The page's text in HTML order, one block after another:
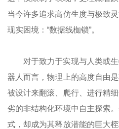
当今许多追求高仿生度与极致
现实困境：“数据线枷锁”。
对于致力于实现与人类或
器人而言，物理上的高度自由
被设计来翻滚、爬行、进行精
劣的非结构化环境中自主探索
式，却成为其释放潜能的巨大